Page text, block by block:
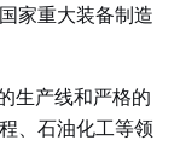
家重大装备制造
生产线和严格的
、石油化工等领